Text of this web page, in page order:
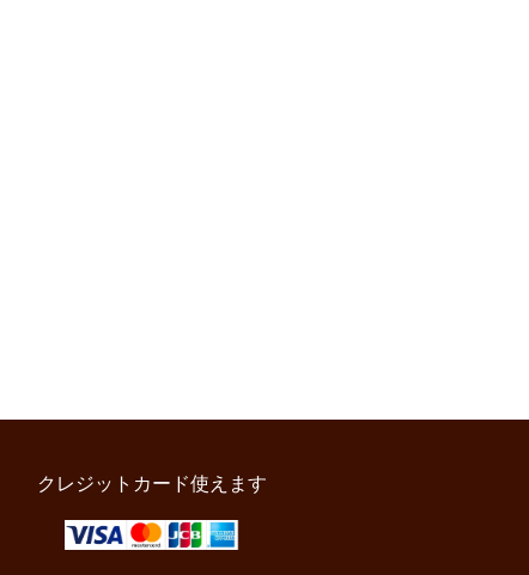
クレジットカード使えます